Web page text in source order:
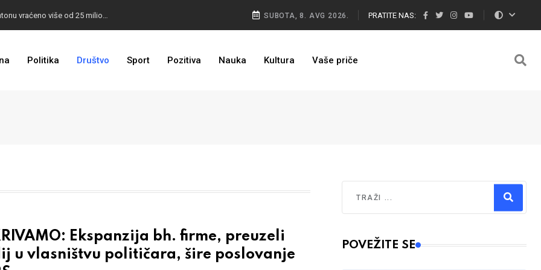
SUBOTA, 8. AVG 2026. PRATITE NAS:
Politika Društvo Sport Pozitiva Nauka Kultura Vaše priče
Ekspanzija bh. firme, preuzeli
u vlasništvu političara, šire poslovanje
Type 2 or more characters for results.
POVEŽITE SE